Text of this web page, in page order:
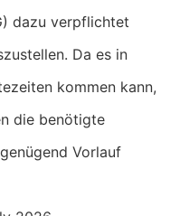
dazu verpflichtet
Da es in
kommen kann,
die benötigte
Vorlauf